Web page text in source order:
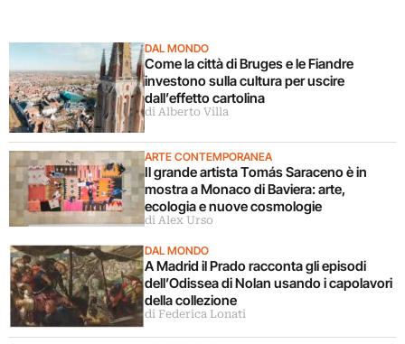
DAL MONDO
Come la città di Bruges e le Fiandre
investono sulla cultura per uscire
dall’effetto cartolina
di Alberto Villa
ARTE CONTEMPORANEA
Il grande artista Tomás Saraceno è in
mostra a Monaco di Baviera: arte,
ecologia e nuove cosmologie
di Alex Urso
DAL MONDO
A Madrid il Prado racconta gli episodi
dell’Odissea di Nolan usando i capolavori
della collezione
di Federica Lonati